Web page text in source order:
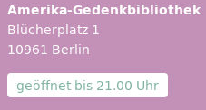
Amerika-Gedenkbibliothek
Blücherplatz 1
10961 Berlin
geöffnet bis 21.00 Uhr